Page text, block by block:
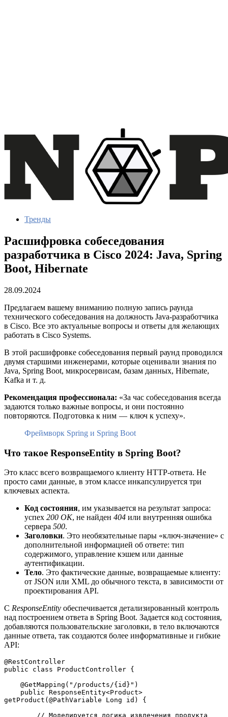
Тренды
Расшифровка собеседования
разработчика в Cisco 2024: Java, Spring
Boot, Hibernate
28.09.2024
Предлагаем вашему вниманию полную запись раунда
технического собеседования на должность Java-разработчика
в Cisco. Все это актуальные вопросы и ответы для желающих
работать в Cisco Systems.
В этой расшифровке собеседования первый раунд проводился
двумя старшими инженерами, которые оценивали знания по
Java, Spring Boot, микросервисам, базам данных, Hibernate,
Kafka и т. д.
Рекомендация профессионала: «За час собеседования всегда
задаются только важные вопросы, и они постоянно
повторяются. Подготовка к ним — ключ к успеху».
Фреймворк Spring и Spring Boot
Что такое ResponseEntity в Spring Boot?
Это класс всего возвращаемого клиенту HTTP-ответа. Не
просто сами данные, в этом классе инкапсулируется три
ключевых аспекта.
Код состояния, им указывается на результат запроса:
успех 200 ОК, не найден 404 или внутренняя ошибка
сервера 500.
Заголовки. Это необязательные пары «ключ-значение» с
дополнительной информацией об ответе: тип
содержимого, управление кэшем или данные
аутентификации.
Тело. Это фактические данные, возвращаемые клиенту:
от JSON или XML до обычного текста, в зависимости от
проектирования API.
С ResponseEntity обеспечивается детализированный контроль
над построением ответа в Spring Boot. Задается код состояния,
добавляются пользовательские заголовки, в тело включаются
данные ответа, так создаются более информативные и гибкие
API:
@RestController
public class ProductController {
    @GetMapping("/products/{id}")
getProduct(@PathVariable Long id) {
        // Моделируется логика извлечения продукта